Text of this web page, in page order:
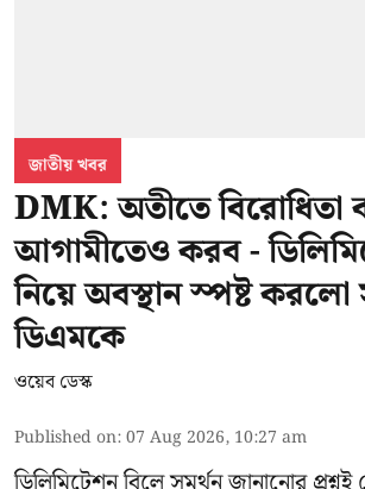
জাতীয় খবর
DMK: অতীতে বিরোধিতা
আগামীতেও করব -
নিয়ে অবস্থান স্পষ্ট করলো
ডিএমকে
ওয়েব ডেস্ক
Published on:07 Aug 2026, 10:27 am